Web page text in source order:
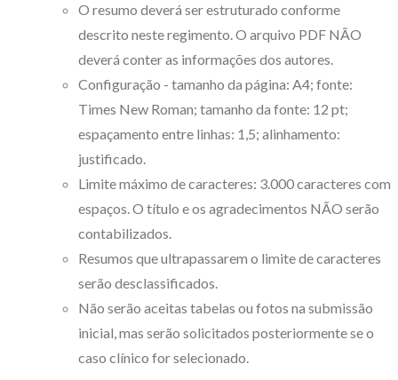
O resumo deverá ser estruturado conforme
descrito neste regimento. O arquivo PDF NÃO
deverá conter as informações dos autores.
Configuração - tamanho da página: A4; fonte:
Times New Roman; tamanho da fonte: 12 pt;
espaçamento entre linhas: 1,5; alinhamento:
justificado.
Limite máximo de caracteres: 3.000 caracteres com
espaços. O título e os agradecimentos NÃO serão
contabilizados.
Resumos que ultrapassarem o limite de caracteres
serão desclassificados.
Não serão aceitas tabelas ou fotos na submissão
inicial, mas serão solicitados posteriormente se o
caso clínico for selecionado.